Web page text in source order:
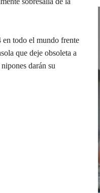
todo el mundo frente
que deje obsoleta a
darán su